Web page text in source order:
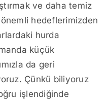
ve daha temiz
hedeflerimizden
hurda
küçük
da geri
Çünkü biliyoruz
işlendiğinde